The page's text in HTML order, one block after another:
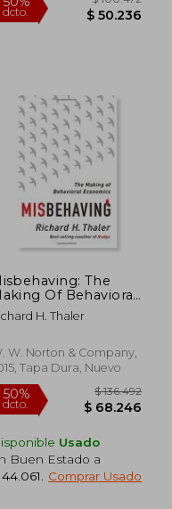
50%
dcto.
$
$
The
Of Behavioral
(en
H. Thaler
W. Norton & Company,
Tapa Dura, Nuevo
Usado
Buen Estado a
Comprar Usado